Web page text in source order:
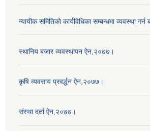
न्यायीक समितिको कार्यविधिका सम्बन्धमा व्यवस्था
स्थानिय बजार व्यवस्थापन ऐन,२०७७।
कृषि व्यवसाय प्रवर्द्धन ऐन,२०७७।
संस्था दर्ता ऐन,२०७७।